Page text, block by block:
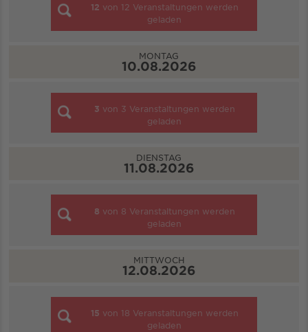
12 von 12 Veranstaltungen werden
geladen
MONTAG
10.08.2026
3 von 3 Veranstaltungen werden
geladen
DIENSTAG
11.08.2026
8 von 8 Veranstaltungen werden
geladen
MITTWOCH
12.08.2026
15 von 18 Veranstaltungen werden
geladen